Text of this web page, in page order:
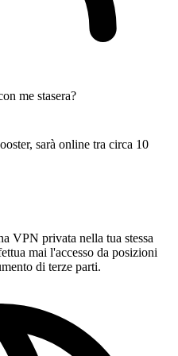
me stasera?
sarà online tra circa 10
non appena termina e, se
lo Streaming al momento
VPN privata nella tua stessa
mai l'accesso da posizioni
di terze parti.